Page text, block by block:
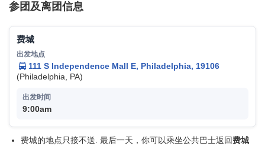
参团及离团信息
费城
111 S Independence Mall E, Philadelphia, 19106
(Philadelphia, PA)
9:00am
费城的地点只接不送. 最后一天，你可以乘坐公共巴士返回费城